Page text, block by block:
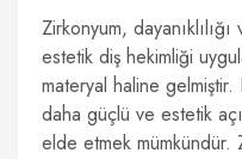
Zirkonyum,
estetik diş hekimliği
materyal haline
daha güçlü ve estetik
elde etmek mümkündür.